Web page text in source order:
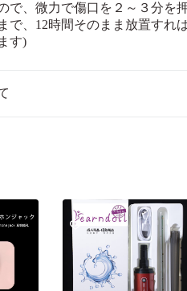
、微力で傷口を２～３分を押
で、12時間そのまま放置すれ
す)